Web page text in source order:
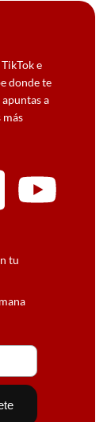
e
donde te
a
tu